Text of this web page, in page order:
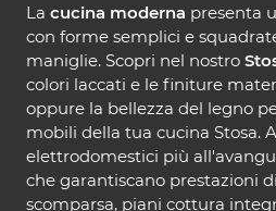
La cucina moderna presenta
con forme semplici e
maniglie. Scopri nel nostro
colori laccati e le finiture
oppure la bellezza del legno
mobili della tua cucina Stosa.
elettrodomestici più
che garantiscano prestazioni
scomparsa, piani cottura